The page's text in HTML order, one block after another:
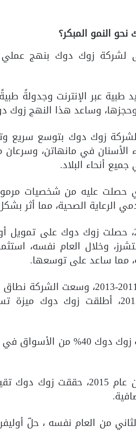
النمو المبكر؟
لشركة زوك دوك بنهج
طبية عبر الإنترنت وجدولةً
وحجزها، وساعد هذا النهج زوك
زوك دوك بتوسع سريع
الأسنان في مانهاتن،
أنحاء البلاد.
حصلت عليه من شخصيات
الرعاية الصحية، مما أثر
وخلال العام نفسه،
مما ساعد على توسعها.
وبحلول أواخر عام 2012، أطلقت زوك
من العام نفسه ، حلّ